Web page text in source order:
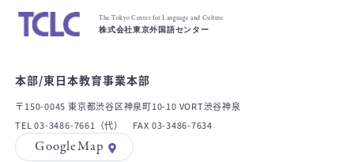
The Tokyo Center for Language and Culture
株式会社東京外国語センター
本部/東日本教育事業本部
〒150-0045 東京都渋谷区神泉町10-10 VORT渋谷神泉
TEL 03-3486-7661（代） FAX 03-3486-7634
GoogleMap